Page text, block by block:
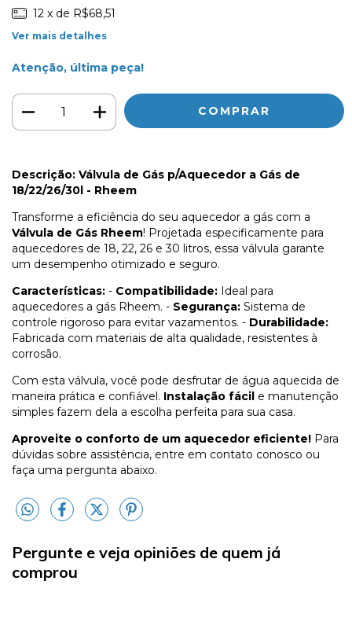
12 x de R$68,51
Ver mais detalhes
Atenção, última peça!
Descrição: Válvula de Gás p/Aquecedor a Gás de
18/22/26/30l - Rheem
Transforme a eficiência do seu aquecedor a gás com a
Válvula de Gás Rheem! Projetada especificamente para
aquecedores de 18, 22, 26 e 30 litros, essa válvula garante
um desempenho otimizado e seguro.
Características: - Compatibilidade: Ideal para
aquecedores a gás Rheem. - Segurança: Sistema de
controle rigoroso para evitar vazamentos. - Durabilidade:
Fabricada com materiais de alta qualidade, resistentes à
corrosão.
Com esta válvula, você pode desfrutar de água aquecida de
maneira prática e confiável. Instalação fácil e manutenção
simples fazem dela a escolha perfeita para sua casa.
Aproveite o conforto de um aquecedor eficiente! Para
dúvidas sobre assistência, entre em contato conosco ou
faça uma pergunta abaixo.
Pergunte e veja opiniões de quem já
comprou